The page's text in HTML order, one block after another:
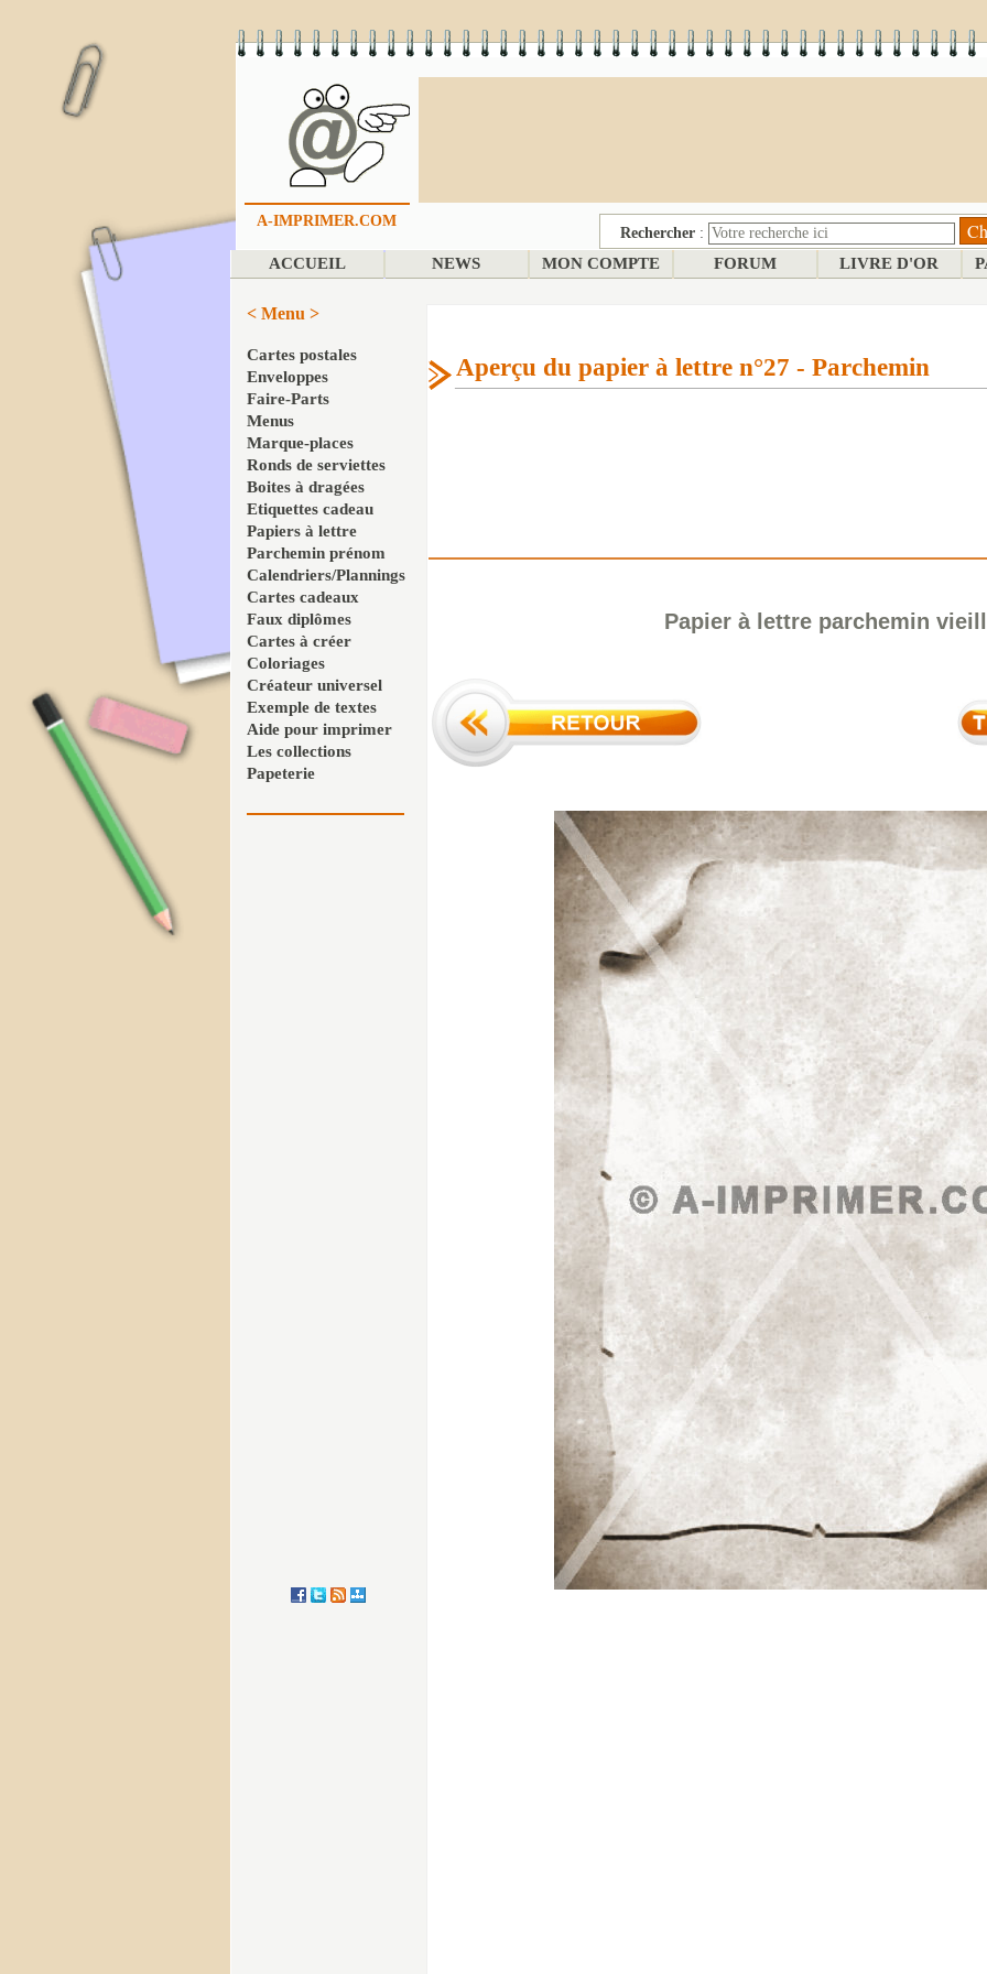
A-IMPRIMER.COM
Rechercher :
ACCUEIL NEWS MON COMPTE FORUM LIVRE D'OR
< Menu >
Cartes postales
Enveloppes
Faire-Parts
Menus
Marque-places
Ronds de serviettes
Boites à dragées
Etiquettes cadeau
Papiers à lettre
Parchemin prénom
Calendriers/Plannings
Cartes cadeaux
Faux diplômes
Cartes à créer
Coloriages
Créateur universel
Exemple de textes
Aide pour imprimer
Les collections
Papeterie
Aperçu du papier à lettre n°27 - Parchemin
Papier à lettre parchemin